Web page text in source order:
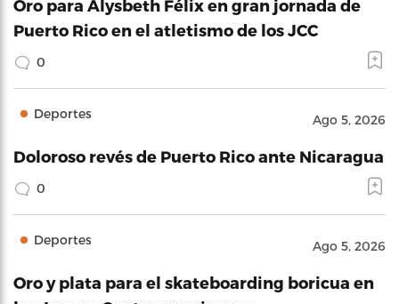
Oro para Alysbeth Félix en gran jornada de
Puerto Rico en el atletismo de los JCC
0
Deportes Ago 5, 2026
Doloroso revés de Puerto Rico ante Nicaragua
0
Deportes Ago 5, 2026
Oro y plata para el skateboarding boricua en